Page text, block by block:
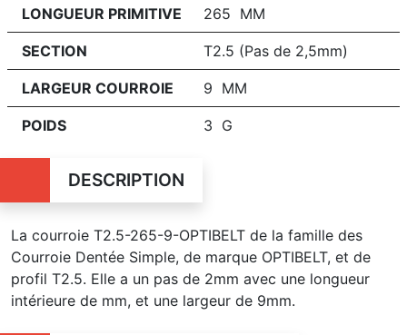
LONGUEUR PRIMITIVE 265 MM
SECTION T2.5 (Pas de 2,5mm)
LARGEUR COURROIE 9 MM
POIDS 3 G
DESCRIPTION
La courroie T2.5-265-9-OPTIBELT de la famille des
Courroie Dentée Simple, de marque OPTIBELT, et de
profil T2.5. Elle a un pas de 2mm avec une longueur
intérieure de mm, et une largeur de 9mm.